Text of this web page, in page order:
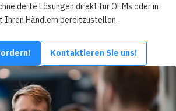
Lösungen direkt für OEMs oder in
Ihren Händlern bereitzustellen.
Kontaktieren Sie uns!